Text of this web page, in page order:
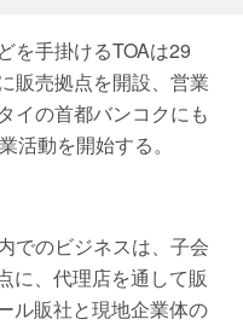
を手掛けるTOAは29
販売拠点を開設、営業
イの首都バンコクにも
活動を開始する。
でのビジネスは、子会
に、代理店を通して販
ル販社と現地企業体の